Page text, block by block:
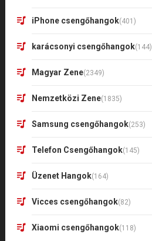
iPhone csengőhangok(401)
karácsonyi csengőhangok(144)
Magyar Zene(2349)
Nemzetközi Zene(1835)
Samsung csengőhangok(253)
Telefon Csengőhangok(145)
Üzenet Hangok(164)
Vicces csengőhangok(82)
Xiaomi csengőhangok(118)